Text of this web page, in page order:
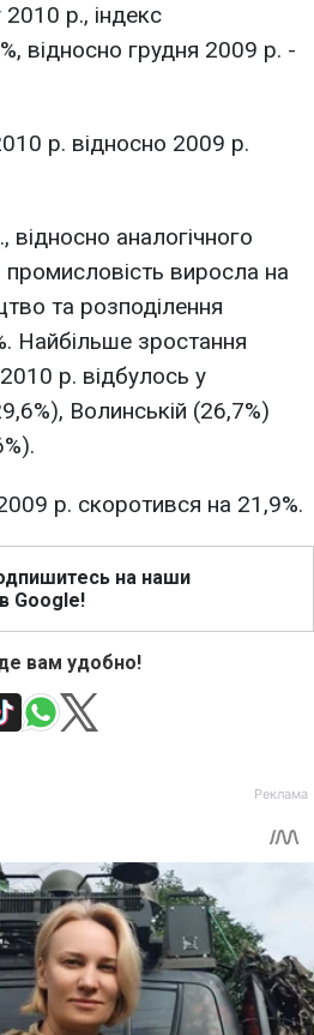
р., індекс
відносно грудня 2009 р. -
р. відносно 2009 р.
аналогічного
виросла на
та розподілення
Найбільше зростання
р. відбулось у
Волинській (26,7%)
р. скоротився на 21,9%.
на наши
Google!
вам удобно!